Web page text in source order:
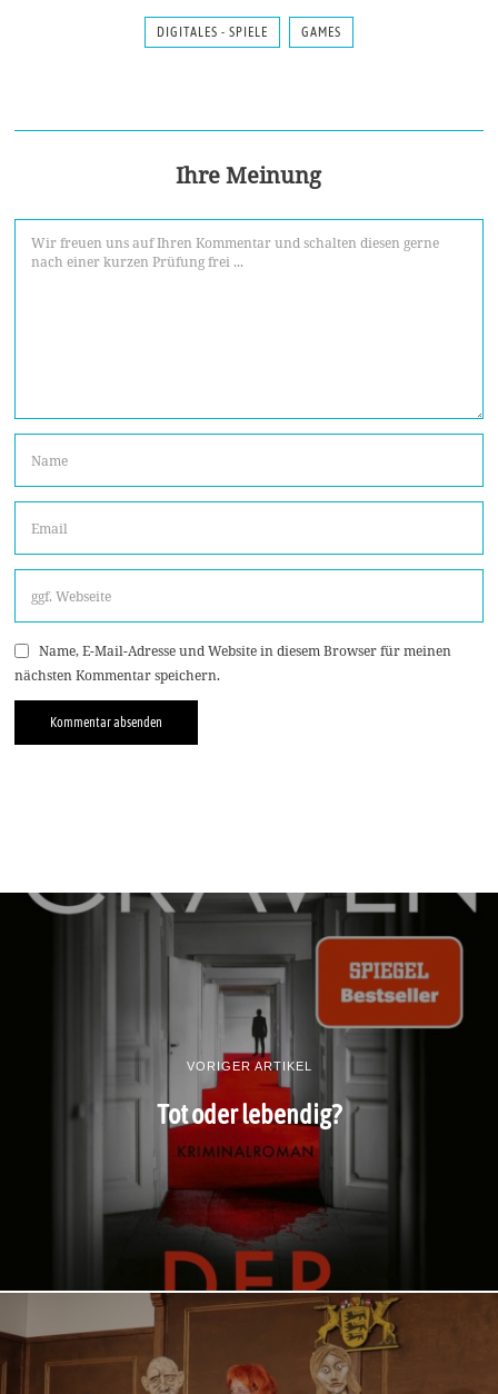
DIGITALES - SPIELE GAMES
Ihre Meinung
Name, E-Mail-Adresse und Website in diesem Browser für meinen
nächsten Kommentar speichern.
VORIGER ARTIKEL
Tot oder lebendig?